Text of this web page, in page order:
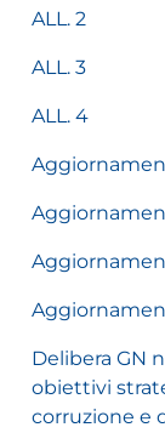
ALL. 2
ALL. 3
ALL. 4
Delibera GN
obiettivi
corruzione e